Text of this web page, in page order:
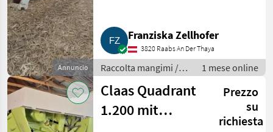
Annuncio
Franziska Zellhofer
3820 Raabs An Der Thaya
Raccolta mangimi /
Altre macchine per
raccolta mangimi
1 mese online
Claas Quadrant
1.200 mit
Prezzo
su
richiesta